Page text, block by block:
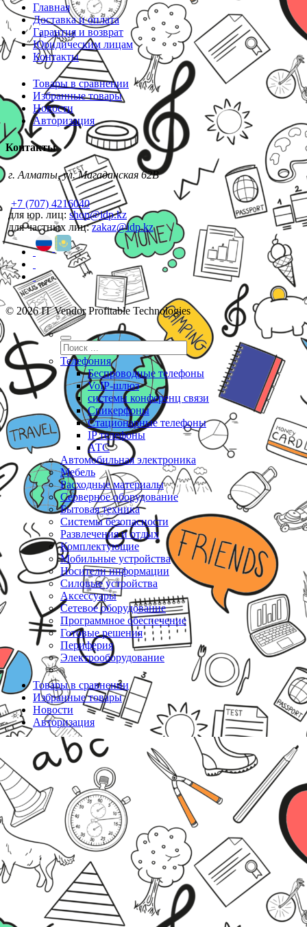
Главная
Доставка и оплата
Гарантия и возврат
Юридическим лицам
Контакты
Товары в сравнении
Избранные товары
Новости
Авторизация
Контакты
г. Алматы, ул. Магаданская 62В
+7 (707) 4216040
для юр. лиц: shop@idp.kz
для частных лиц:zakaz@idp.kz
© 2026 IT Vendor Profitable Technologies
Телефония
Беспроводные телефоны
VoIP-шлюз
системы конференц связи
Спикерфоны
Стационарные телефоны
IP телефоны
АТС
Автомобильная электроника
Мебель
Расходные материалы
Серверное оборудование
Бытовая техника
Системы безопасности
Развлечения и отдых
Комплектующие
Мобильные устройства
Носители информации
Силовые устройства
Аксессуары
Сетевое оборудование
Программное обеспечение
Готовые решения
Периферия
Электрооборудование
Товары в сравнении
Избранные товары
Новости
Авторизация